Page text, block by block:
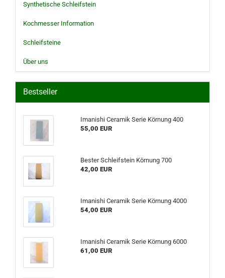
Synthetische Schleifstein
Kochmesser Information
Schleifsteine
Über uns
Bestseller
Imanishi Ceramik Serie Körnung 400
55,00 EUR
Bester Schleifstein Körnung 700
42,00 EUR
Imanishi Ceramik Serie Körnung 4000
54,00 EUR
Imanishi Ceramik Serie Körnung 6000
61,00 EUR